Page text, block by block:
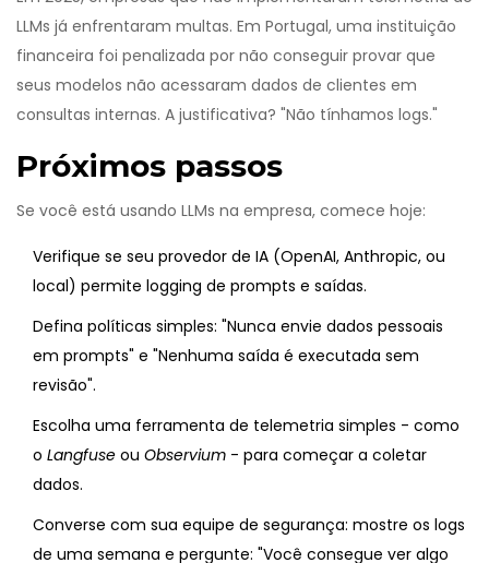
LLMs já enfrentaram multas. Em Portugal, uma instituição
financeira foi penalizada por não conseguir provar que
seus modelos não acessaram dados de clientes em
consultas internas. A justificativa? "Não tínhamos logs."
Próximos passos
Se você está usando LLMs na empresa, comece hoje:
Verifique se seu provedor de IA (OpenAI, Anthropic, ou
local) permite logging de prompts e saídas.
Defina políticas simples: "Nunca envie dados pessoais
em prompts" e "Nenhuma saída é executada sem
revisão".
Escolha uma ferramenta de telemetria simples - como
o Langfuse ou Observium - para começar a coletar
dados.
Converse com sua equipe de segurança: mostre os logs
de uma semana e pergunte: "Você consegue ver algo